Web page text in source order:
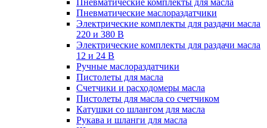
Пневматические комплекты для масла
Пневматические маслораздатчики
Электрические комплекты для раздачи масла
220 и 380 В
Электрические комплекты для раздачи масла
12 и 24 В
Ручные маслораздатчики
Пистолеты для масла
Счетчики и расходомеры масла
Пистолеты для масла со счетчиком
Катушки со шлангом для масла
Рукава и шланги для масла